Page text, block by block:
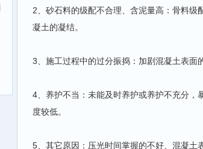
2、砂石料的级配不合理、含泥量高：骨料
凝土的凝结。
3、施工过程中的过分振捣：加剧混凝土表面
4、养护不当：未能及时养护或养护不充分，
度较低。
5、其它原因：压光时间掌握的不好、混凝土